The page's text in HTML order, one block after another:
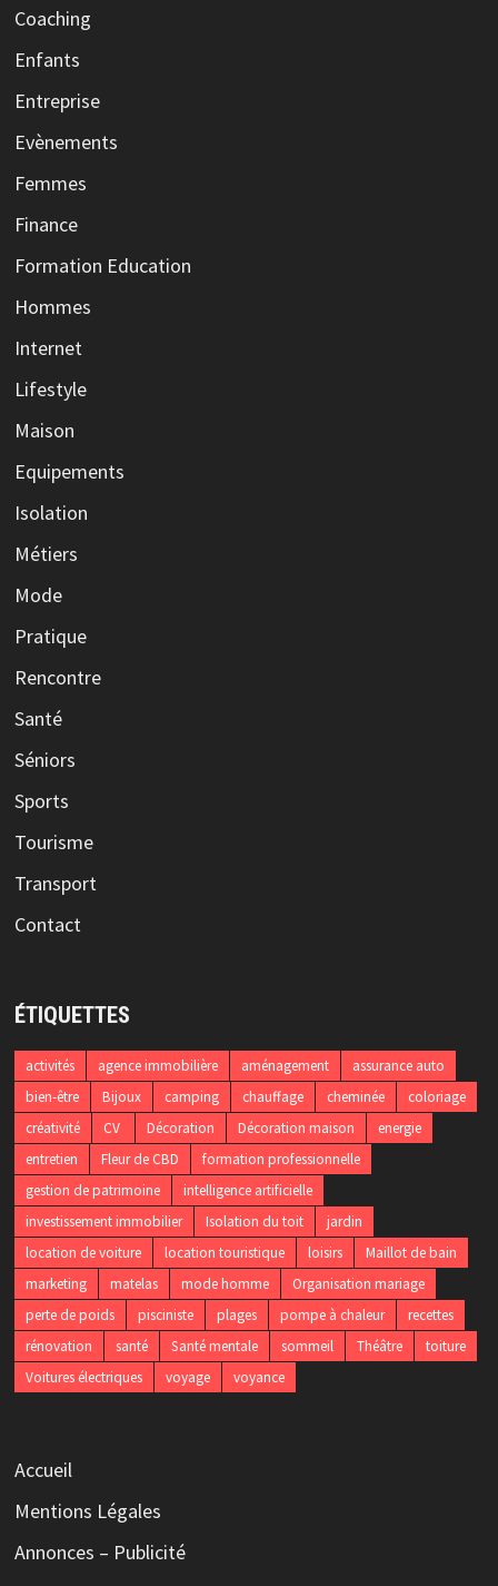
Coaching
Enfants
Entreprise
Evènements
Femmes
Finance
Formation Education
Hommes
Internet
Lifestyle
Maison
Equipements
Isolation
Métiers
Mode
Pratique
Rencontre
Santé
Séniors
Sports
Tourisme
Transport
Contact
ÉTIQUETTES
activités agence immobilière aménagement
assurance auto
bien-être
Bijoux camping chauffage cheminée
coloriage
créativité
CV Décoration Décoration maison
energie
entretien
Fleur de CBD
formation professionnelle
gestion de patrimoine
intelligence artificielle
investissement immobilier
Isolation du toit
jardin
location de voiture
location touristique loisirs
Maillot de bain
marketing
matelas mode homme
Organisation mariage
perte de poids
pisciniste plages pompe à chaleur
recettes
rénovation
santé Santé mentale sommeil Théâtre
toiture
Voitures électriques
voyage voyance
Accueil
Mentions Légales
Annonces – Publicité